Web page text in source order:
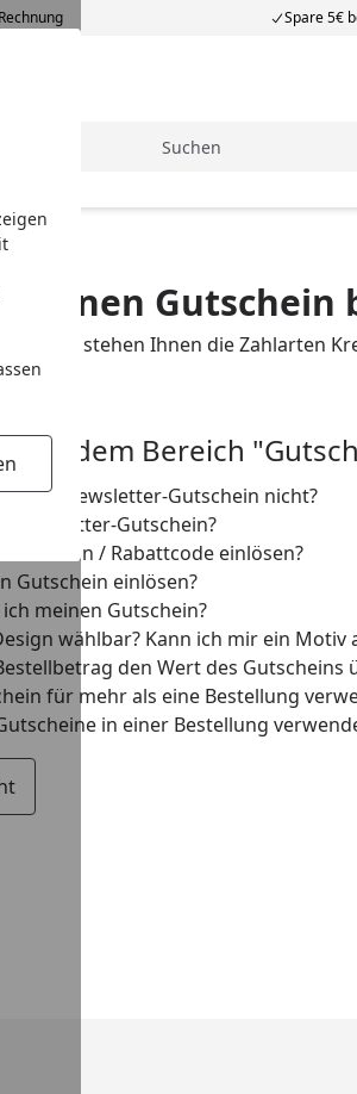
Spare 5€
einen Gutschein
stehen Ihnen die
aus dem Bereich
Newsletter-Gutschein nicht?
Newsletter-Gutschein?
Gutschein / Rabattcode einlösen?
Gutschein einlösen?
meinen Gutschein?
wählbar? Kann ich mir ein Motiv
den Wert des Gutscheins
für mehr als eine Bestellung
in einer Bestellung